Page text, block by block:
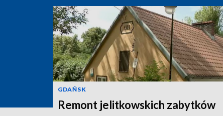
GDAŃSK
Remont jelitkowskich zabytków